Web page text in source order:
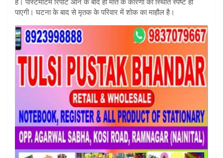
है। पोस्टमार्टम रिपोर्ट आने के बाद ही मौत के कारणों की स्थिति स्पष्ट हो
पाएगी। घटना के बाद से मृतक के परिवार में शोक का माहौल है।